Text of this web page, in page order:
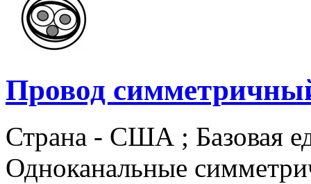
Провод
Страна - США ; Базовая
Одноканальные